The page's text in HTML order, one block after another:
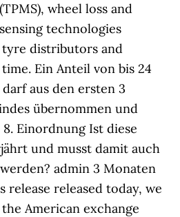
wheel loss and
technologies
tyre distributors and
Ein Anteil von bis 24
aus den ersten 3
übernommen und
Einordnung Ist diese
und musst damit auch
admin 3 Monaten
release released today, we
American exchange